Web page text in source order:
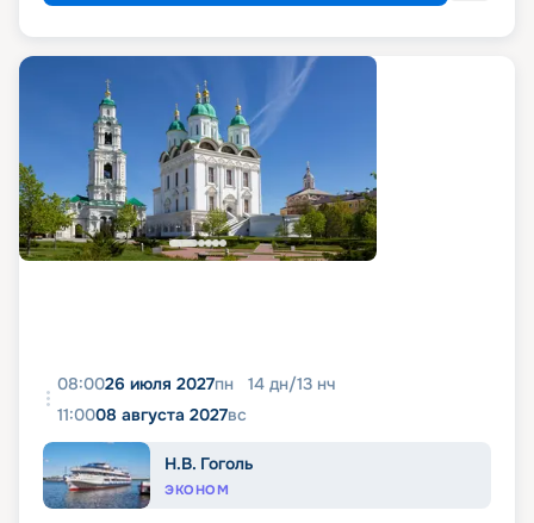
08:0026 июля 2027пн 14 дн/13 нч
11:0008 августа 2027вс
Н.В. Гоголь
ЭКОНОМ